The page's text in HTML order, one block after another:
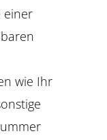
einer
wie Ihr